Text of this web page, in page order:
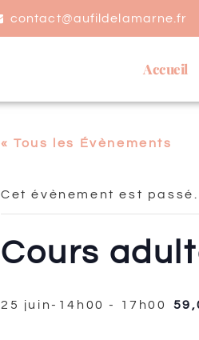
contact@aufildelamarne.fr
Accueil
« Tous les Évènements
Cet évènement est passé.
Cours
25 juin-14h00 - 17h00